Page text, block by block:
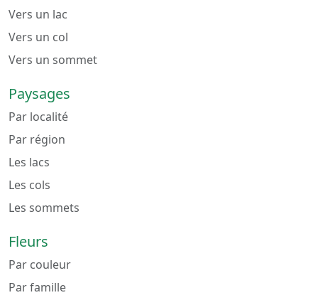
Vers un lac
Vers un col
Vers un sommet
Paysages
Par localité
Par région
Les lacs
Les cols
Les sommets
Fleurs
Par couleur
Par famille